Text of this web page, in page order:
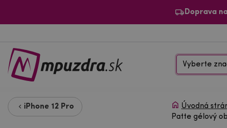
Doprava
Vyberte
iPhone 12 Pro Úvodná
Patte gélový